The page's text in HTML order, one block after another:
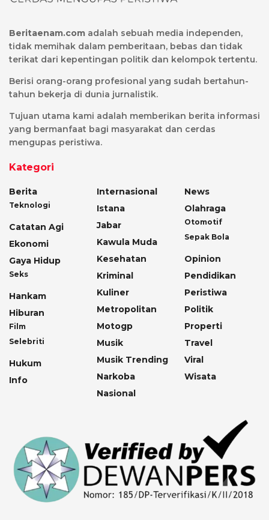
Beritaenam.com adalah sebuah media independen,
tidak memihak dalam pemberitaan, bebas dan tidak
terikat dari kepentingan politik dan kelompok tertentu.
Berisi orang-orang profesional yang sudah bertahun-
tahun bekerja di dunia jurnalistik.
Tujuan utama kami adalah memberikan berita informasi
yang bermanfaat bagi masyarakat dan cerdas
mengupas peristiwa.
Kategori
Berita
Teknologi
Catatan Agi
Ekonomi
Gaya Hidup
Seks
Hankam
Hiburan
Film
Selebriti
Hukum
Info
Internasional
Istana
Jabar
Kawula Muda
Kesehatan
Kriminal
Kuliner
Metropolitan
Motogp
Musik
Musik Trending
Narkoba
Nasional
News
Olahraga
Otomotif
Sepak Bola
Opinion
Pendidikan
Peristiwa
Politik
Properti
Travel
Viral
Wisata